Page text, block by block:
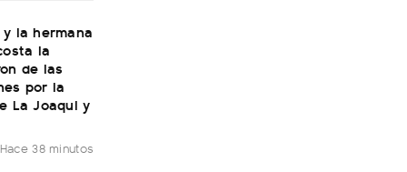
la hermana
la
de las
por la
La Joaqui y
Hace 38 minutos